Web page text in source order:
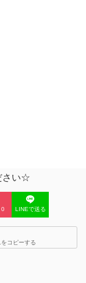
さい☆
0 LINEで送る
コピーする